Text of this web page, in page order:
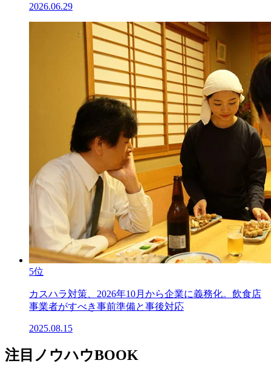
2026.06.29
5位
カスハラ対策、2026年10月から企業に義務化。飲食店
事業者がすべき事前準備と事後対応
2025.08.15
注目ノウハウBOOK